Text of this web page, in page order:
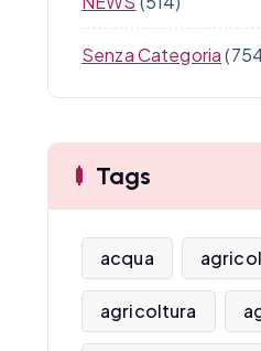
Senza Categoria
Tags
acqua
agricoltura